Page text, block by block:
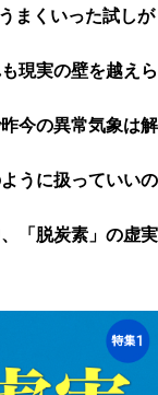
まくいった試しが
現実の壁を越えら
今の異常気象は解
うに扱っていいの
「脱炭素」の虚実